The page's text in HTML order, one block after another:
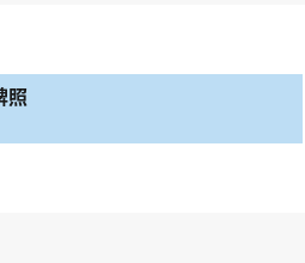
照